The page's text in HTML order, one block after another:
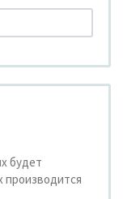
будет
производится